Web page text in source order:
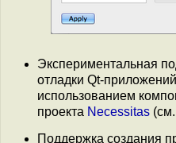
Экспериментальная
отладки Qt-
использованием
проекта Necessitas
Поддержка создания